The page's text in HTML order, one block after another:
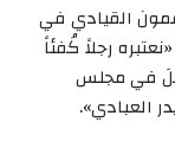
القيادي في
رجلاً كُفئاً
في مجلس